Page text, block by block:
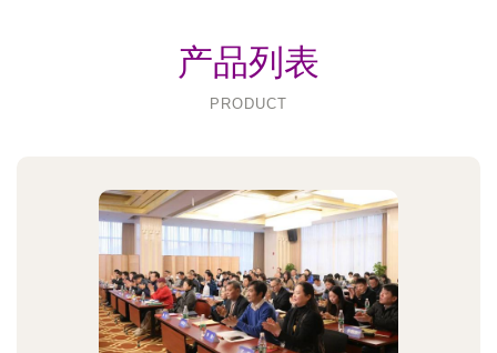
产品列表
PRODUCT